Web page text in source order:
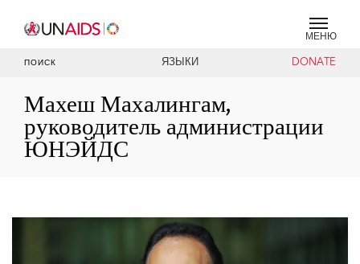
МЕНЮ
ПОИСК ЯЗЫКИ DONATE
Махеш Махалингам,
руководитель администрации
ЮНЭЙДС